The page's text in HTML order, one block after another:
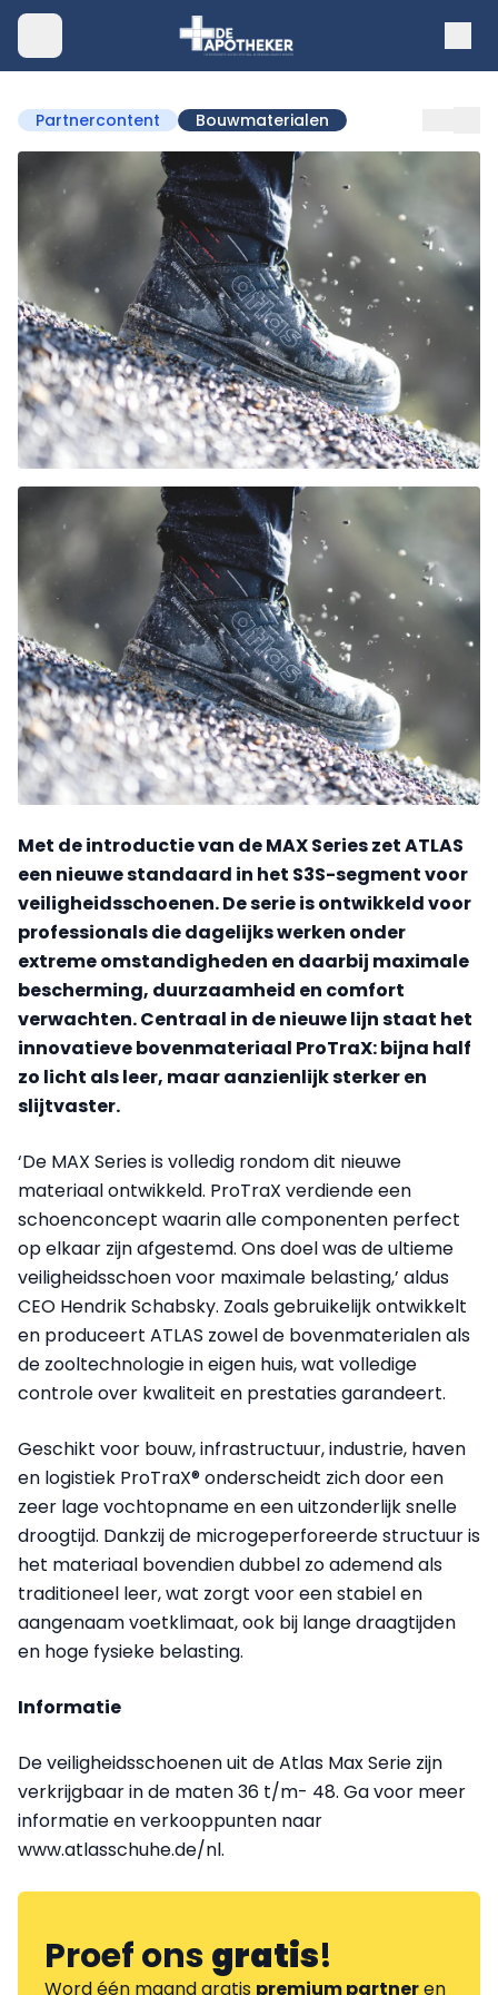
Partnercontent Bouwmaterialen
Met de introductie van de MAX Series zet ATLAS
een nieuwe standaard in het S3S-segment voor
veiligheidsschoenen. De serie is ontwikkeld voor
professionals die dagelijks werken onder
extreme omstandigheden en daarbij maximale
bescherming, duurzaamheid en comfort
verwachten. Centraal in de nieuwe lijn staat het
innovatieve bovenmateriaal ProTraX: bijna half
zo licht als leer, maar aanzienlijk sterker en
slijtvaster.
‘De MAX Series is volledig rondom dit nieuwe
materiaal ontwikkeld. ProTraX verdiende een
schoenconcept waarin alle componenten perfect
op elkaar zijn afgestemd. Ons doel was de ultieme
veiligheidsschoen voor maximale belasting,’ aldus
CEO Hendrik Schabsky. Zoals gebruikelijk ontwikkelt
en produceert ATLAS zowel de bovenmaterialen als
de zooltechnologie in eigen huis, wat volledige
controle over kwaliteit en prestaties garandeert.
Geschikt voor bouw, infrastructuur, industrie, haven
en logistiek ProTraX® onderscheidt zich door een
zeer lage vochtopname en een uitzonderlijk snelle
droogtijd. Dankzij de microgeperforeerde structuur is
het materiaal bovendien dubbel zo ademend als
traditioneel leer, wat zorgt voor een stabiel en
aangenaam voetklimaat, ook bij lange draagtijden
en hoge fysieke belasting.
Informatie
De veiligheidsschoenen uit de Atlas Max Serie zijn
verkrijgbaar in de maten 36 t/m- 48. Ga voor meer
informatie en verkooppunten naar
www.atlasschuhe.de/nl.
Proef onsgratis!
Word één maand gratis premium partneren